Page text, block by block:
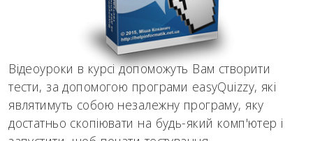
Відеоуроки в курсі допоможуть Вам створити
тести, за допомогою програми easyQuizzy, які
являтимуть собою незалежну програму, яку
достатньо скопіювати на будь-який комп'ютер і